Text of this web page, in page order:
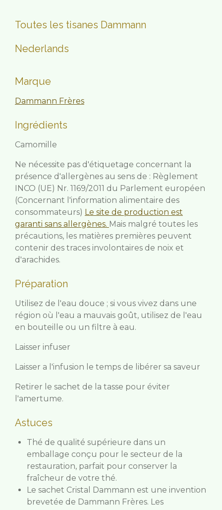
Toutes les tisanes Dammann
Nederlands
Marque
Dammann Frères
Ingrédients
Camomille
Ne nécessite pas d'étiquetage concernant la
présence d'allergènes au sens de : Règlement
INCO (UE) Nr. 1169/2011 du Parlement européen
(Concernant l'information alimentaire des
consommateurs) Le site de production est
garanti sans allergènes. Mais malgré toutes les
précautions, les matières premières peuvent
contenir des traces involontaires de noix et
d'arachides.
Préparation
Utilisez de l'eau douce ; si vous vivez dans une
région où l'eau a mauvais goût, utilisez de l'eau
en bouteille ou un filtre à eau.
Laisser infuser
Laisser a l'infusion le temps de libérer sa saveur
Retirer le sachet de la tasse pour éviter
l'amertume.
Astuces
Thé de qualité supérieure dans un
emballage conçu pour le secteur de la
restauration, parfait pour conserver la
fraîcheur de votre thé.
Le sachet Cristal Dammann est une invention
brevetée de Dammann Frères. Les